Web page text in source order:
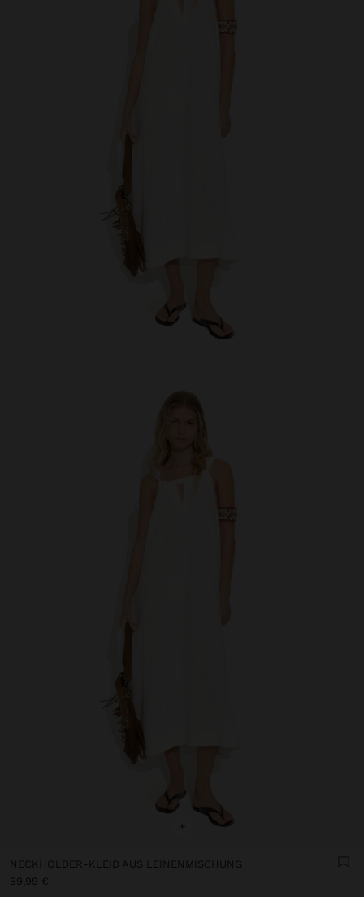
+
NECKHOLDER-KLEID AUS LEINENMISCHUNG
59,99 €